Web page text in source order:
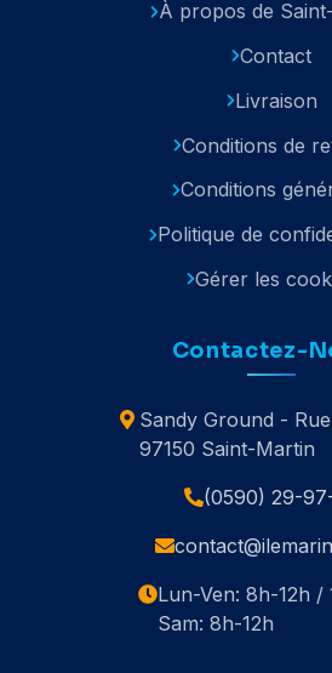
À propos de
Contact
Livraison
Conditions de
Conditions
Politique de
Gérer les
Contactez-
Sandy Ground -
97150 Saint-Martin
(0590) 29-
Lun-Ven: 8h-12h /
Sam: 8h-12h